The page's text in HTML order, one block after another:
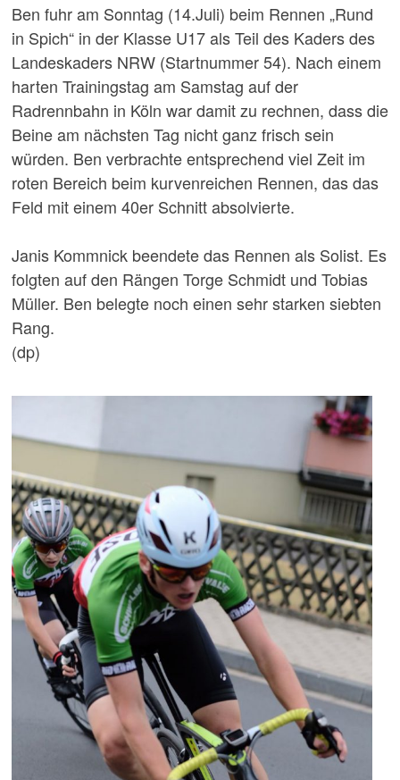
Ben fuhr am Sonntag (14.Juli) beim Rennen „Rund
in Spich“ in der Klasse U17 als Teil des Kaders des
Landeskaders NRW (Startnummer 54). Nach einem
harten Trainingstag am Samstag auf der
Radrennbahn in Köln war damit zu rechnen, dass die
Beine am nächsten Tag nicht ganz frisch sein
würden. Ben verbrachte entsprechend viel Zeit im
roten Bereich beim kurvenreichen Rennen, das das
Feld mit einem 40er Schnitt absolvierte.
Janis Kommnick beendete das Rennen als Solist. Es
folgten auf den Rängen Torge Schmidt und Tobias
Müller. Ben belegte noch einen sehr starken siebten
Rang.
(dp)